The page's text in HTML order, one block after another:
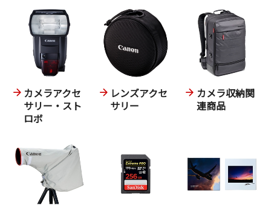
カメラアクセ
サリー・スト
ロボ
レンズアクセ
サリー
カメラ収納関
連商品